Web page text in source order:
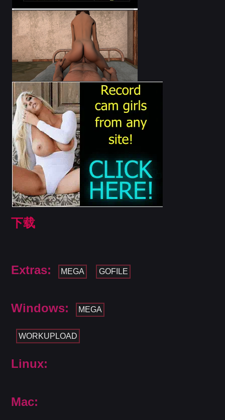
下载
Extras: MEGA GOFILE
Windows: MEGA
WORKUPLOAD
Linux:
Mac: